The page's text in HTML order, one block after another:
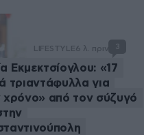
LIFESTYLE6 λ. πριν 3
Εκμεκτσίογλου: «17
τριαντάφυλλα για
χρόνο» από τον σύζυγό